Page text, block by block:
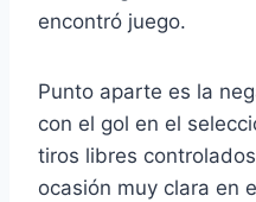
encontró juego.
Punto aparte es la
con el gol en el
tiros libres
ocasión muy clara en